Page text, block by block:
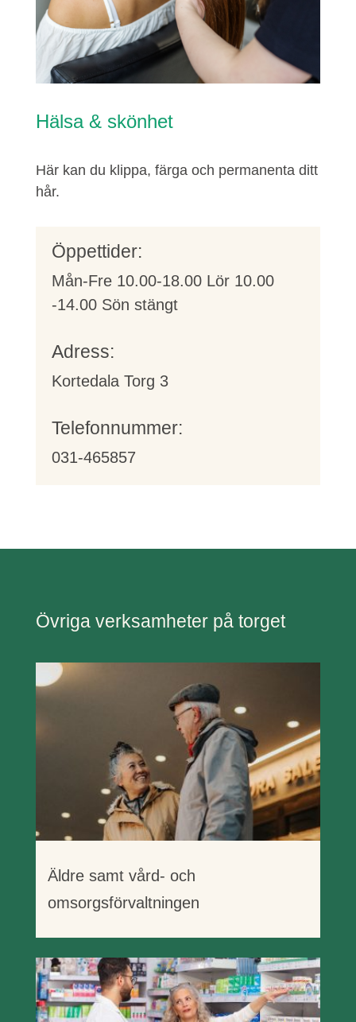
Hälsa & skönhet
Här kan du klippa, färga och permanenta ditt
hår.
Öppettider:
Mån-Fre 10.00-18.00 Lör 10.00
-14.00 Sön stängt
Adress:
Kortedala Torg 3
Telefonnummer:
031-465857
Övriga verksamheter på torget
Äldre samt vård- och
omsorgsförvaltningen